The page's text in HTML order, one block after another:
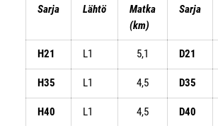
Sarja Lähtö
Matka
(km)
Sarja
H21 L1 5,1 D21
H35 L1 4,5 D35
H40 L1 4,5 D40